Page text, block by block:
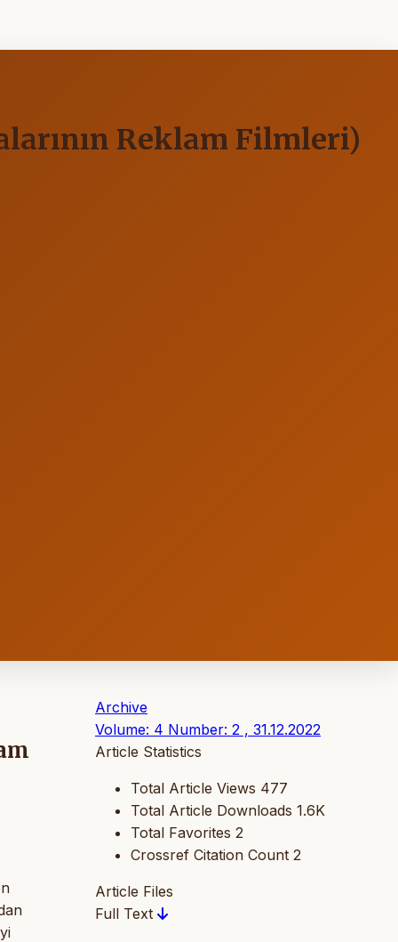
Reklam Filmleri)
Archive
Volume: 4 Number: 2 , 31.12.2022
Article Statistics
Total Article Views 477
Total Article Downloads 1.6K
Total Favorites 2
Crossref Citation Count 2
Article Files
Full Text